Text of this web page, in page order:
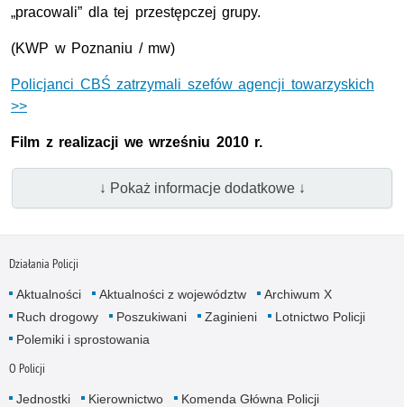
„pracowali” dla tej przestępczej grupy.
(KWP w Poznaniu / mw)
Policjanci CBŚ zatrzymali szefów agencji towarzyskich
>>
Film z realizacji we wrześniu 2010 r.
↓ Pokaż informacje dodatkowe ↓
Działania Policji
Aktualności Aktualności z województw
Archiwum X
Ruch drogowy
Poszukiwani Zaginieni
Lotnictwo Policji
Polemiki i sprostowania
O Policji
Jednostki Kierownictwo
Komenda Główna Policji